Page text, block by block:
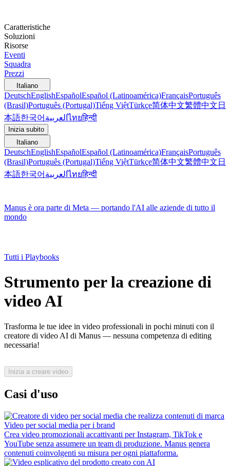
Caratteristiche
Soluzioni
Risorse
Eventi
Squadra
Prezzi
Italiano
DeutschEnglishEspañolEspañol (Latinoamérica)FrançaisPortuguês
(Brasil)Português (Portugal)Tiếng ViệtTürkçe简体中文繁體中文 日
本語한국어 العربيةไทยहिन्दी
Inizia subito
Italiano
DeutschEnglishEspañolEspañol (Latinoamérica)FrançaisPortuguês
(Brasil)Português (Portugal)Tiếng ViệtTürkçe简体中文繁體中文 日
本語한국어 العربيةไทยहिन्दी
Manus è ora parte di Meta — portando l'AI alle aziende di tutto il
mondo
Tutti i Playbooks
Strumento per la creazione di
video AI
Trasforma le tue idee in video professionali in pochi minuti con il
creatore di video AI di Manus — nessuna competenza di editing
necessaria!
Inizia a creare video
Casi d'uso
Video per social media per i brand
Crea video promozionali accattivanti per Instagram, TikTok e
YouTube senza assumere un team di produzione. Manus genera
contenuti coinvolgenti su misura per ogni piattaforma.